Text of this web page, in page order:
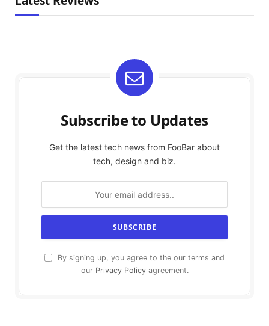
Subscribe to Updates
Get the latest tech news from FooBar about
tech, design and biz.
By signing up, you agree to the our terms and
our Privacy Policyagreement.